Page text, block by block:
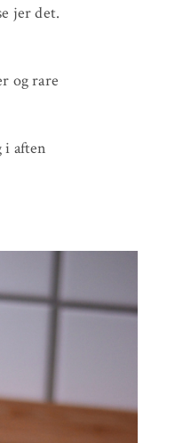
jer det.
og rare
i aften